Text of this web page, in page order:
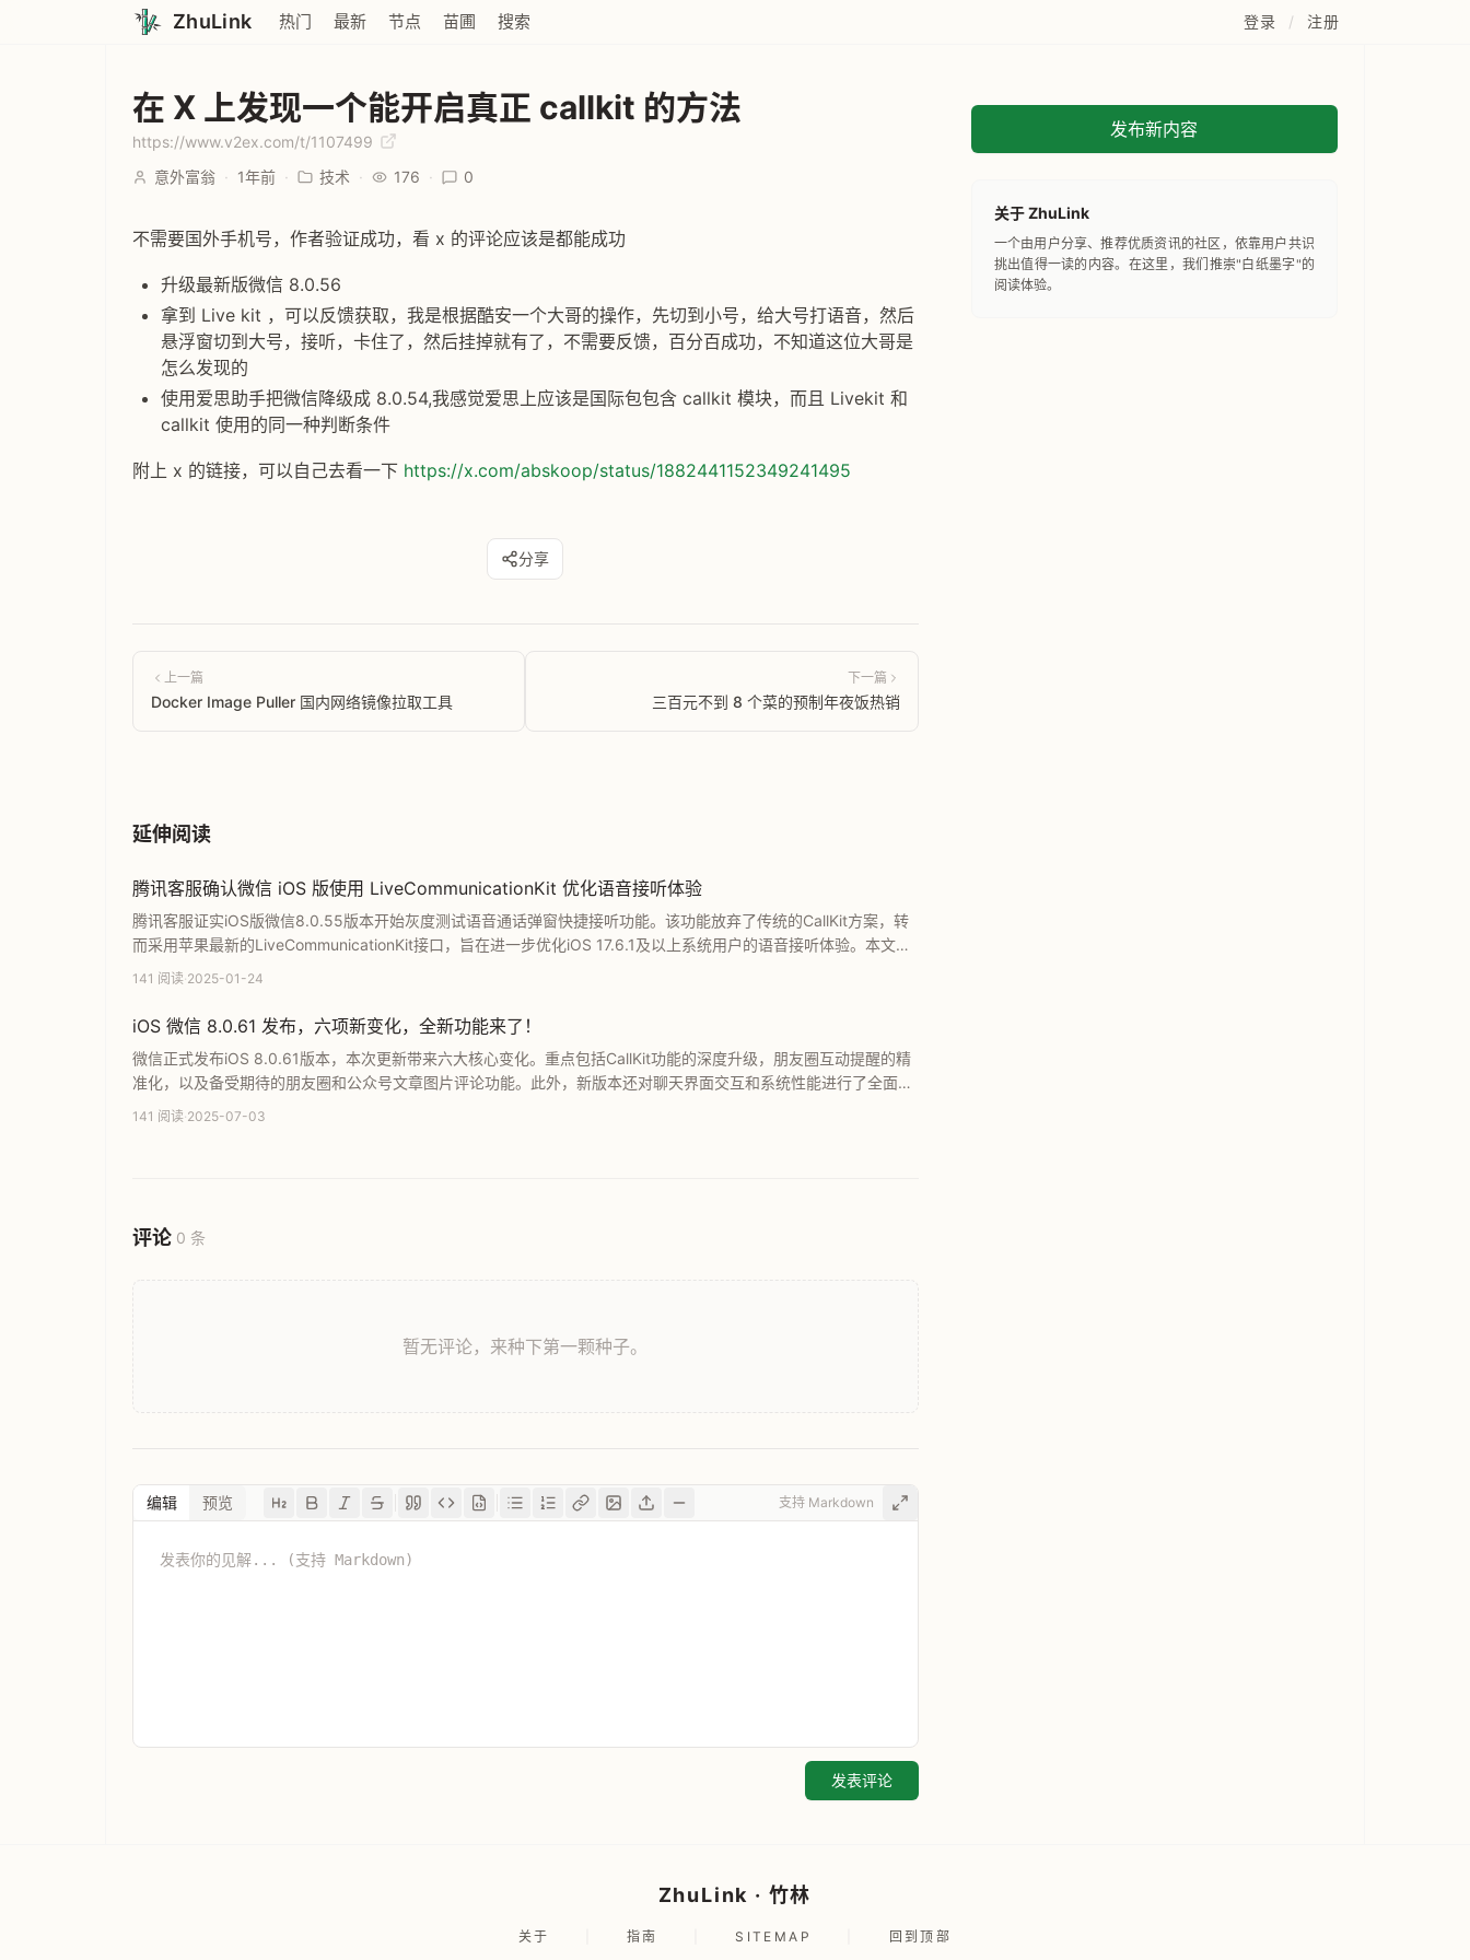
ZhuLink 热门 最新 节点 苗圃 搜索 登录 / 注册
在 X 上发现一个能开启真正 callkit 的方法
https://www.v2ex.com/t/1107499
意外富翁 · 1年前 · 技术 · 176 · 0
不需要国外手机号，作者验证成功，看 x 的评论应该是都能成功
升级最新版微信 8.0.56
拿到 Live kit ，可以反馈获取，我是根据酷安一个大哥的操作，先切到小号，给大号打语音，然后
悬浮窗切到大号，接听，卡住了，然后挂掉就有了，不需要反馈，百分百成功，不知道这位大哥是
怎么发现的
使用爱思助手把微信降级成 8.0.54,我感觉爱思上应该是国际包包含 callkit 模块，而且 Livekit 和
callkit 使用的同一种判断条件
附上 x 的链接，可以自己去看一下 https://x.com/abskoop/status/1882441152349241495
分享
上一篇
Docker Image Puller 国内网络镜像拉取工具
下一篇
三百元不到 8 个菜的预制年夜饭热销
延伸阅读
腾讯客服确认微信 iOS 版使用 LiveCommunicationKit 优化语音接听体验
腾讯客服证实iOS版微信8.0.55版本开始灰度测试语音通话弹窗快捷接听功能。该功能放弃了传统的CallKit方案，转
而采用苹果最新的LiveCommunicationKit接口，旨在进一步优化iOS 17.6.1及以上系统用户的语音接听体验。本文详
细解析了该技术变更的核心内容及其对苹果用户通讯效率的实际提升效果。
141 阅读·2025-01-24
iOS 微信 8.0.61 发布，六项新变化，全新功能来了！
微信正式发布iOS 8.0.61版本，本次更新带来六大核心变化。重点包括CallKit功能的深度升级，朋友圈互动提醒的精
准化，以及备受期待的朋友圈和公众号文章图片评论功能。此外，新版本还对聊天界面交互和系统性能进行了全面优
化，显著提升了用户的沟通效率与社交体验。
141 阅读·2025-07-03
评论 0 条
暂无评论，来种下第一颗种子。
编辑 预览 支持 Markdown
发表评论
发布新内容
关于 ZhuLink
一个由用户分享、推荐优质资讯的社区，依靠用户共识
挑出值得一读的内容。在这里，我们推崇"白纸墨字"的
阅读体验。
ZhuLink · 竹林
关于 指南 SITEMAP 回到顶部